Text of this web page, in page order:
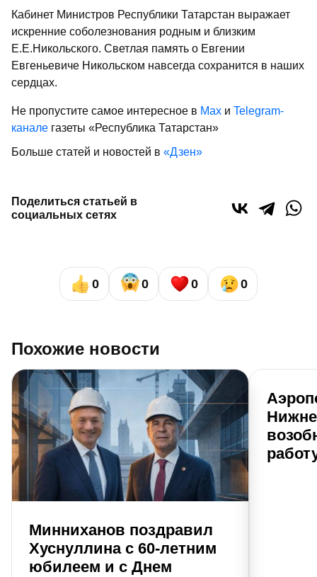
Кабинет Министров Республики Татарстан выражает
искренние соболезнования родным и близким
Е.Е.Никольского. Светлая память о Евгении
Евгеньевиче Никольском навсегда сохранится в наших
сердцах.
Не пропустите самое интересное в Max и Telegram-
канале газеты «Республика Татарстан»
Больше статей и новостей в «Дзен»
Поделиться статьей в
социальных сетях
0 0 0 0
Похожие новости
Минниханов поздравил
Хуснуллина с 60-летним
юбилеем и с Днем